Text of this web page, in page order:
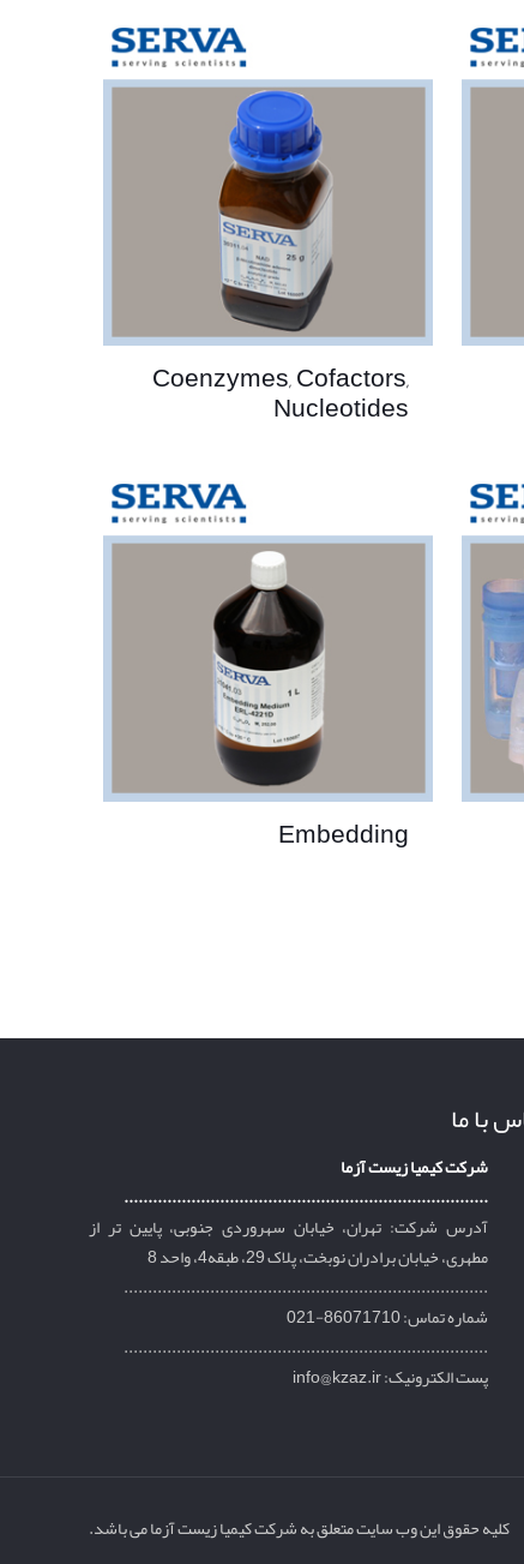
Coenzymes, Cofactors,
Nucleotides
Embedding
با ما
شرکت کیمیا زیست آزما
............................................................................
آدرس شرکت: تهران، خیابان سهروردی جنوبی، پایین تر از
مطهری، خیابان برادران نوبخت، پلاک 29، طبقه4، واحد 8
............................................................................
شماره تماس: 86071710-021
............................................................................
پست الکترونیک: info@kzaz.ir
کلیه حقوق این وب سایت متعلق به شرکت کیمیا زیست آزما می باشد.